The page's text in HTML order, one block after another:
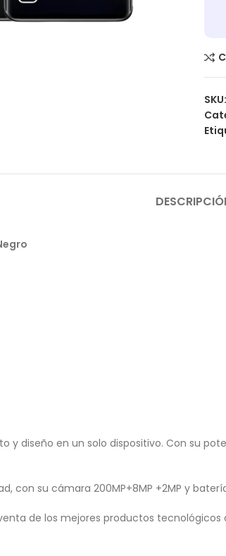
SKU:
y diseño en un solo dispositivo. Con su
con su cámara 200MP+8MP +2MP y
de los mejores productos tecnológicos